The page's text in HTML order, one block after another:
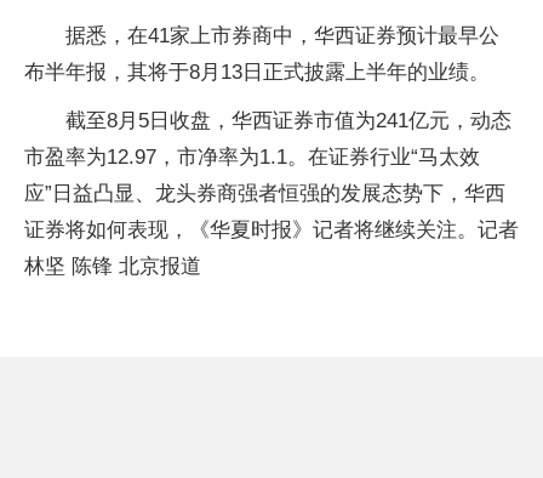
据悉，在41家上市券商中，华西证券预计最早公
布半年报，其将于8月13日正式披露上半年的业绩。
截至8月5日收盘，华西证券市值为241亿元，动态
市盈率为12.97，市净率为1.1。在证券行业“马太效
应”日益凸显、龙头券商强者恒强的发展态势下，华西
证券将如何表现，《华夏时报》记者将继续关注。记者
林坚 陈锋 北京报道